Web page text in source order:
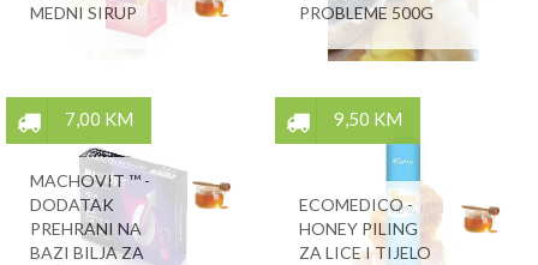
MEDNI SIRUP
PROBLEME 500G
7,00 KM
MACHOVIT ™ -
DODATAK
PREHRANI NA
BAZI BILJA ZA
9,50 KM
ECOMEDICO -
HONEY PILING
ZA LICE I TIJELO